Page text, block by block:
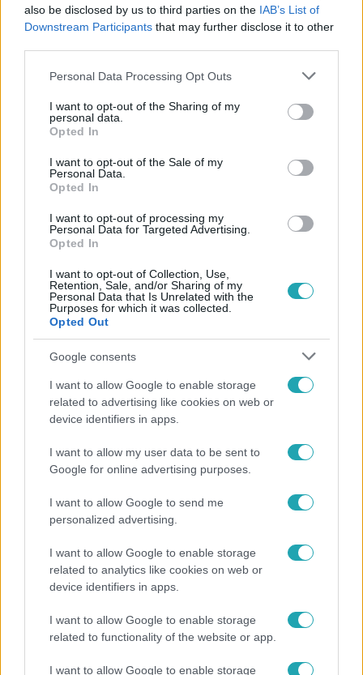
also be disclosed by us to third parties on the IAB’s List of
Downstream Participants that may further disclose it to other
Please note that this website/app uses one or more Google
not limited to your visit or usage behaviour. You may click to
grant or deny consent to Google and its third-party tags to
use your data for below specified purposes in below Google
consent section.
Personal Data Processing Opt Outs
I want to opt-out of the Sharing of my
personal data.
Opted In
I want to opt-out of the Sale of my
Personal Data.
Opted In
I want to opt-out of processing my
Personal Data for Targeted Advertising.
Opted In
I want to opt-out of Collection, Use,
Retention, Sale, and/or Sharing of my
Personal Data that Is Unrelated with the
Purposes for which it was collected.
Opted Out
Google consents
I want to allow Google to enable storage
related to advertising like cookies on web or
device identifiers in apps.
I want to allow my user data to be sent to
Google for online advertising purposes.
I want to allow Google to send me
personalized advertising.
I want to allow Google to enable storage
related to analytics like cookies on web or
device identifiers in apps.
I want to allow Google to enable storage
related to functionality of the website or app.
I want to allow Google to enable storage
SZOMORÚ
Rubint Réka: A mai napig nem jött vissza a 100%-